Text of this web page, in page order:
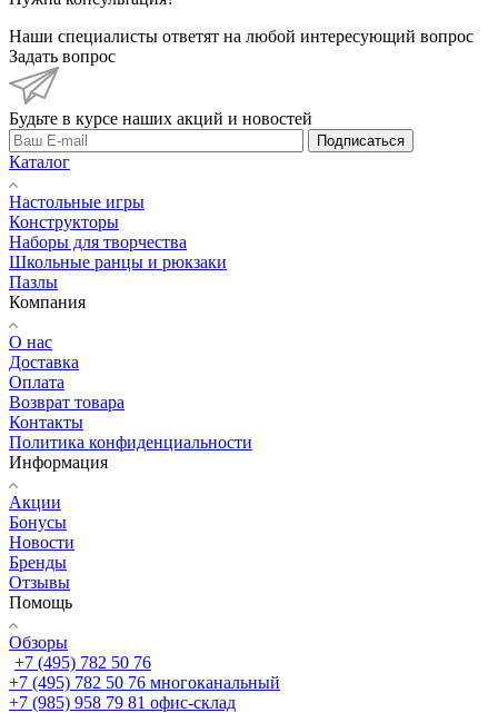
Наши специалисты ответят на любой интересующий вопрос
Задать вопрос
Будьте в курсе наших акций и новостей
Подписаться
Каталог
Настольные игры
Конструкторы
Наборы для творчества
Школьные ранцы и рюкзаки
Пазлы
Компания
О нас
Доставка
Оплата
Возврат товара
Контакты
Политика конфиденциальности
Информация
Акции
Бонусы
Новости
Бренды
Отзывы
Помощь
Обзоры
+7 (495) 782 50 76
+7 (495) 782 50 76 многоканальный
+7 (985) 958 79 81 офис-склад